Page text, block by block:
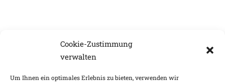
Cookie-Zustimmung
verwalten
Um Ihnen ein optimales Erlebnis zu bieten, verwenden wir